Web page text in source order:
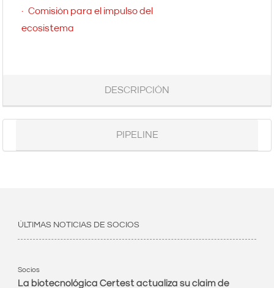
Comisión para el impulso del
ecosistema
DESCRIPCIÓN
PIPELINE
ÚLTIMAS NOTICIAS DE SOCIOS
Socios
La biotecnológica Certest actualiza su claim de